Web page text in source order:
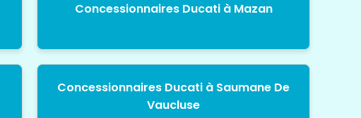
Concessionnaires Ducati à Mazan
Concessionnaires Ducati à Saumane De
Vaucluse